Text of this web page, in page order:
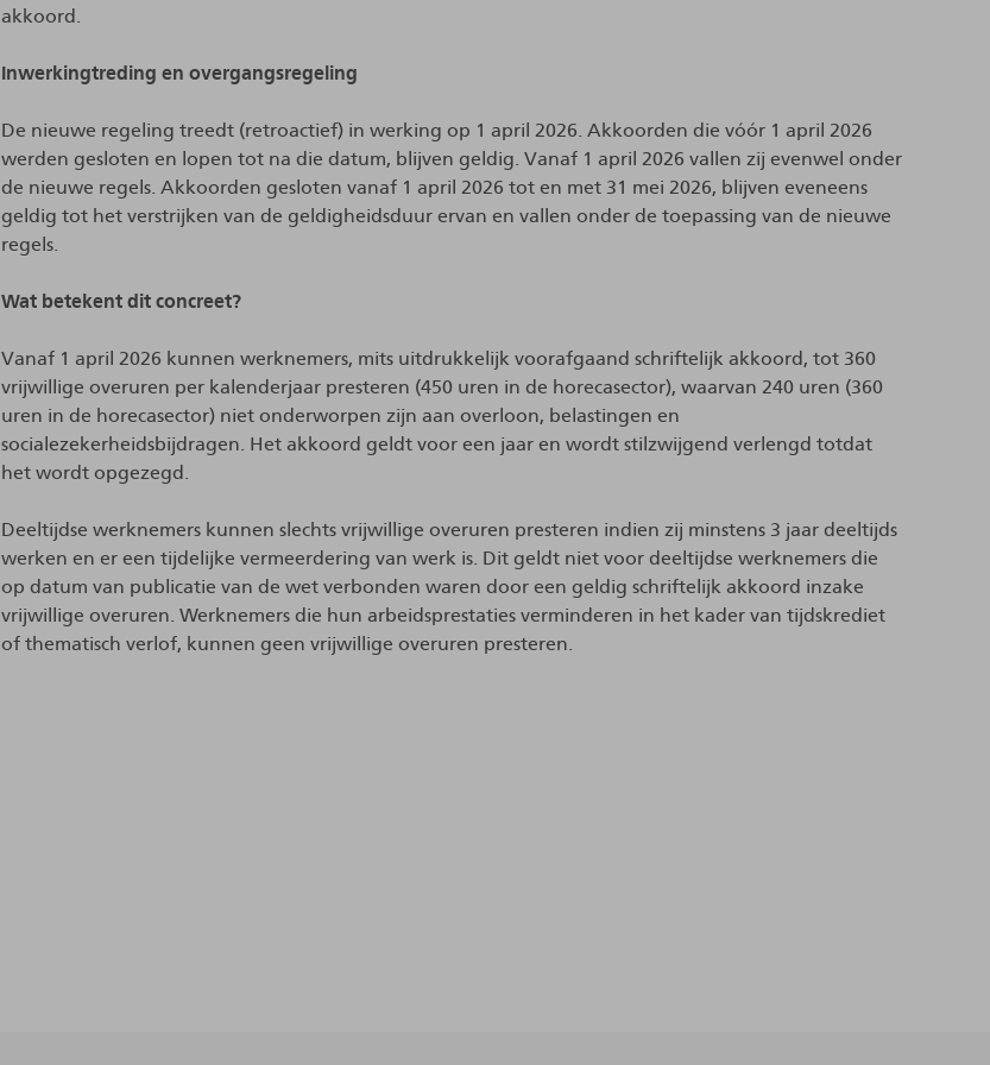
akkoord.
Inwerkingtreding en overgangsregeling
De nieuwe regeling treedt (retroactief) in werking op 1 april 2026. Akkoorden die vóór 1 april 2026
werden gesloten en lopen tot na die datum, blijven geldig. Vanaf 1 april 2026 vallen zij evenwel onder
de nieuwe regels. Akkoorden gesloten vanaf 1 april 2026 tot en met 31 mei 2026, blijven eveneens
geldig tot het verstrijken van de geldigheidsduur ervan en vallen onder de toepassing van de nieuwe
regels.
Wat betekent dit concreet?
Vanaf 1 april 2026 kunnen werknemers, mits uitdrukkelijk voorafgaand schriftelijk akkoord, tot 360
vrijwillige overuren per kalenderjaar presteren (450 uren in de horecasector), waarvan 240 uren (360
uren in de horecasector) niet onderworpen zijn aan overloon, belastingen en
socialezekerheidsbijdragen. Het akkoord geldt voor een jaar en wordt stilzwijgend verlengd totdat
het wordt opgezegd.
Deeltijdse werknemers kunnen slechts vrijwillige overuren presteren indien zij minstens 3 jaar deeltijds
werken en er een tijdelijke vermeerdering van werk is. Dit geldt niet voor deeltijdse werknemers die
op datum van publicatie van de wet verbonden waren door een geldig schriftelijk akkoord inzake
vrijwillige overuren. Werknemers die hun arbeidsprestaties verminderen in het kader van tijdskrediet
of thematisch verlof, kunnen geen vrijwillige overuren presteren.